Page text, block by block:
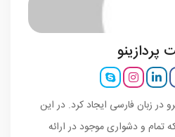
پردازینو
زبان فارسی ایجاد کرد. در این
و دشواری موجود در ارائه